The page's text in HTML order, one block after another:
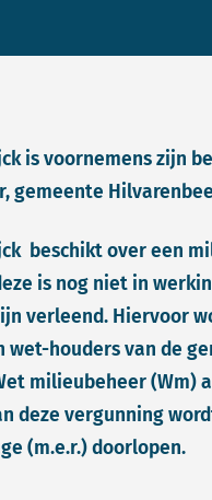
is voornemens
gemeente
beschikt over een
is nog niet in
verleend. Hiervoor
wet-houders van de
milieubeheer (Wm)
deze vergunning
(m.e.r.) doorlopen.